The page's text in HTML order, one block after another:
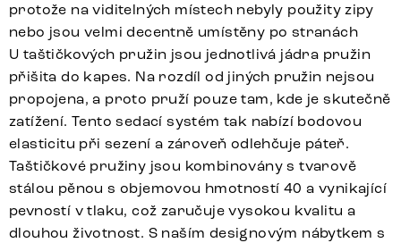
protože na viditelných místech nebyly použity zipy
nebo jsou velmi decentně umístěny po stranách
U taštičkových pružin jsou jednotlivá jádra pružin
přišita do kapes. Na rozdíl od jiných pružin nejsou
propojena, a proto pruží pouze tam, kde je skutečně
zatížení. Tento sedací systém tak nabízí bodovou
elasticitu při sezení a zároveň odlehčuje páteř.
Taštičkové pružiny jsou kombinovány s tvarově
stálou pěnou s objemovou hmotností 40 a vynikající
pevností v tlaku, což zaručuje vysokou kvalitu a
dlouhou životnost. S naším designovým nábytkem s